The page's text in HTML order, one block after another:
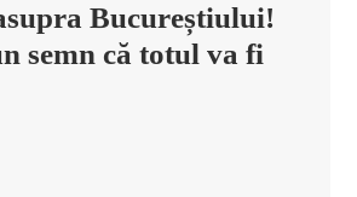
Bucureștiului!
semn că totul va fi